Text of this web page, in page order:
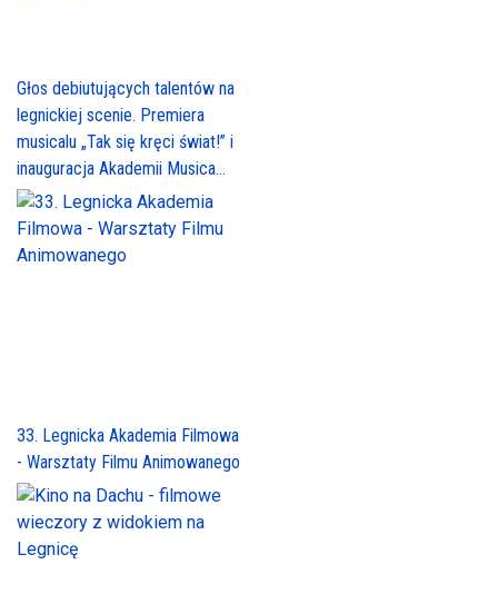
Głos debiutujących talentów na
legnickiej scenie. Premiera
musicalu „Tak się kręci świat!” i
inauguracja Akademii Musica...
33. Legnicka Akademia Filmowa
- Warsztaty Filmu Animowanego